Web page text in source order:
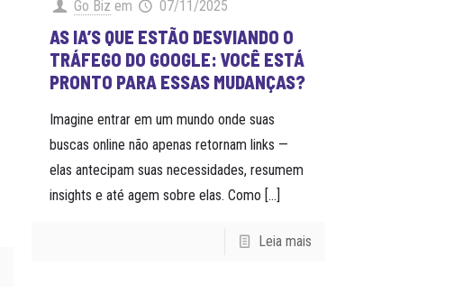
Go Biz em 07/11/2025
AS IA’S QUE ESTÃO DESVIANDO O
TRÁFEGO DO GOOGLE: VOCÊ ESTÁ
PRONTO PARA ESSAS MUDANÇAS?
Imagine entrar em um mundo onde suas
buscas online não apenas retornam links —
elas antecipam suas necessidades, resumem
insights e até agem sobre elas. Como […]
Leia mais